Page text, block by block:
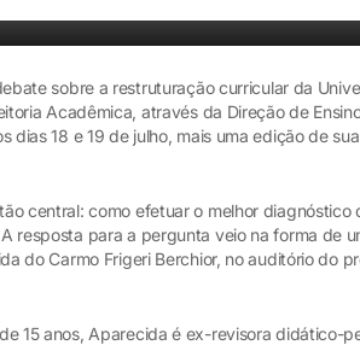
sobre a restruturação curricular da
Acadêmica, através da Direção de
dias 18 e 19 de julho, mais uma edição de
central: como efetuar o melhor diagnóstico
resposta para a pergunta veio na forma de
do Carmo Frigeri Berchior, no auditório do
15 anos, Aparecida é ex-revisora didático-